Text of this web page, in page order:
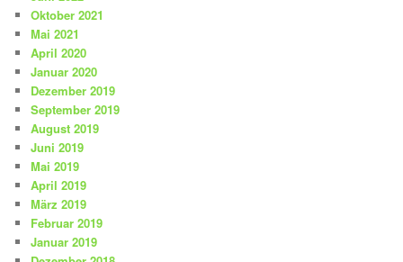
Oktober 2021
Mai 2021
April 2020
Januar 2020
Dezember 2019
September 2019
August 2019
Juni 2019
Mai 2019
April 2019
März 2019
Februar 2019
Januar 2019